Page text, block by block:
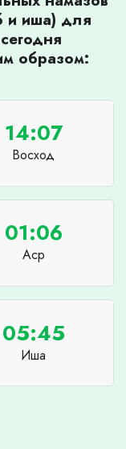
и иша) для
образом:
14:07
Восход
01:06
Аср
05:45
Иша